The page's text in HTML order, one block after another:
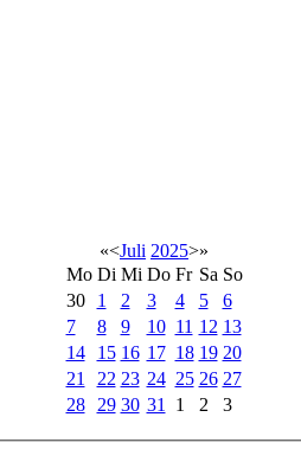
«<Juli 2025>»
Mo Di Mi Do Fr Sa So
30
1 2 3 4 5
6
7
8 9 10 11 12 13
14
15 16 17 18 19 20
21
22 23 24 25 26 27
28
29 30 31 1 2
3